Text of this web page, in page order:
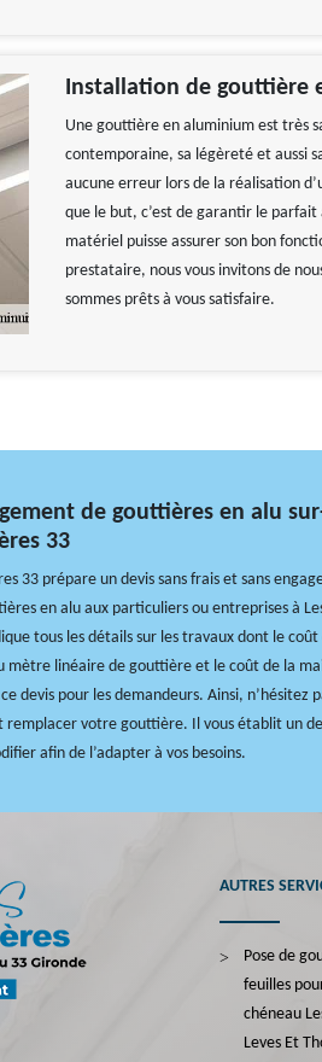
Installation de gouttière
Une gouttière en aluminium est très
contemporaine, sa légèreté et aussi
aucune erreur lors de la réalisation
que le but, c’est de garantir le
matériel puisse assurer son bon
prestataire, nous vous invitons de
sommes prêts à vous satisfaire.
de gouttières en alu
33
33 prépare un devis sans frais et sans
en alu aux particuliers ou entreprises à
tous les détails sur les travaux dont le
mètre linéaire de gouttière et le coût de la
devis pour les demandeurs. Ainsi, n’hésitez
remplacer votre gouttière. Il vous établit un
afin de l’adapter à vos besoins.
AUTRES
Pose de
feuilles
chéneau
Leves Et